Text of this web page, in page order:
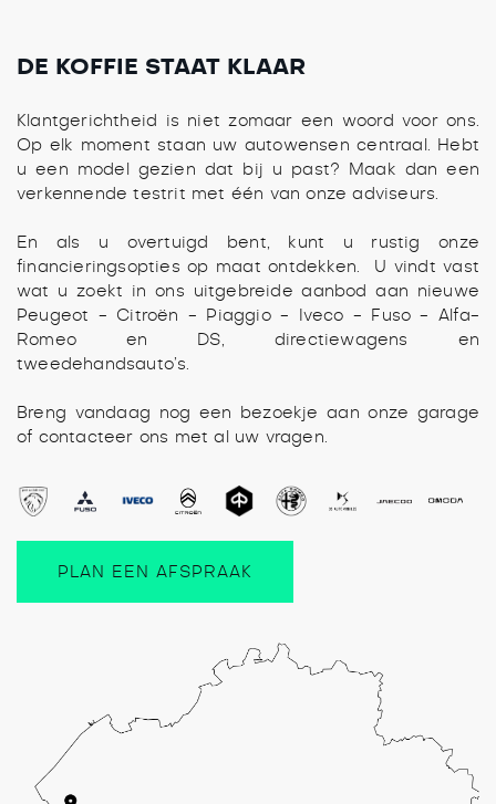
DE KOFFIE STAAT KLAAR
Klantgerichtheid is niet zomaar een woord voor ons.
Op elk moment staan uw autowensen centraal. Hebt
u een model gezien dat bij u past? Maak dan een
verkennende testrit met één van onze adviseurs.
En als u overtuigd bent, kunt u rustig onze
financieringsopties op maat ontdekken. U vindt vast
wat u zoekt in ons uitgebreide aanbod aan nieuwe
Peugeot - Citroën - Piaggio - Iveco - Fuso - Alfa-
Romeo en DS, directiewagens en
tweedehandsauto’s.
Breng vandaag nog een bezoekje aan onze garage
of contacteer ons met al uw vragen.
PLAN EEN AFSPRAAK